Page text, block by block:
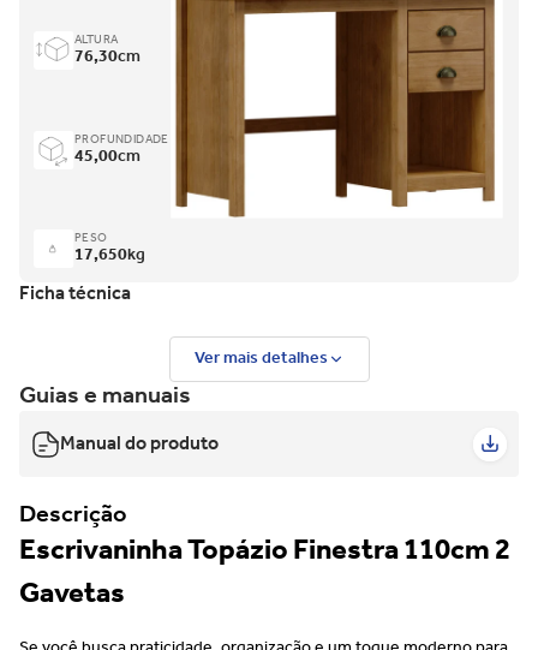
ALTURA
76,30cm
PROFUNDIDADE
45,00cm
PESO
17,650kg
Ficha técnica
Ver mais detalhes
Guias e manuais
Manual do produto
Descrição
Escrivaninha Topázio Finestra 110cm 2
Gavetas